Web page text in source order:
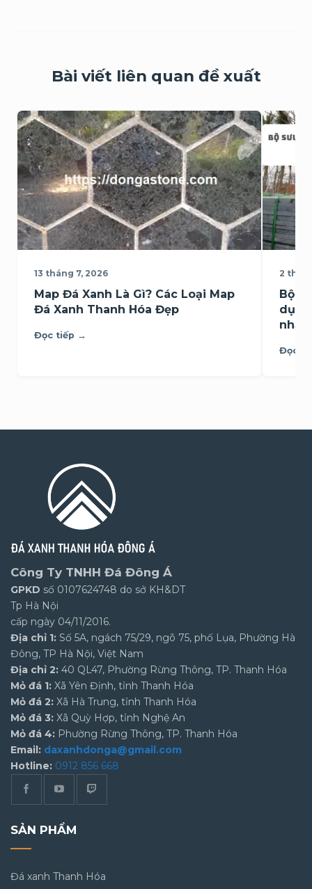
Bài viết liên quan đề xuất
13 tháng 7, 2026
Map Đá Xanh Là Gì? Các Loại Map
Đá Xanh Thanh Hóa Đẹp
Đọc tiếp →
2
Bộ
nhất
Đọc
Công Ty TNHH Đá Đông Á
GPKD số 0107624748 do sở KH&DT
Tp Hà Nội
cấp ngày 04/11/2016.
Địa chỉ 1: Số 5A, ngách 75/29, ngõ 75, phố Lụa, Phường Hà
Đông, TP Hà Nội, Việt Nam
Địa chỉ 2: 40 QL47, Phường Rừng Thông, TP. Thanh Hóa
Mỏ đá 1: Xã Yên Định, tỉnh Thanh Hóa
Mỏ đá 2: Xã Hà Trung, tỉnh Thanh Hóa
Mỏ đá 3: Xã Quỳ Hợp, tỉnh Nghệ An
Mỏ đá 4: Phường Rừng Thông, TP. Thanh Hóa
Email: daxanhdonga@gmail.com
Hotline: 0912 856 668
SẢN PHẨM
Đá xanh Thanh Hóa